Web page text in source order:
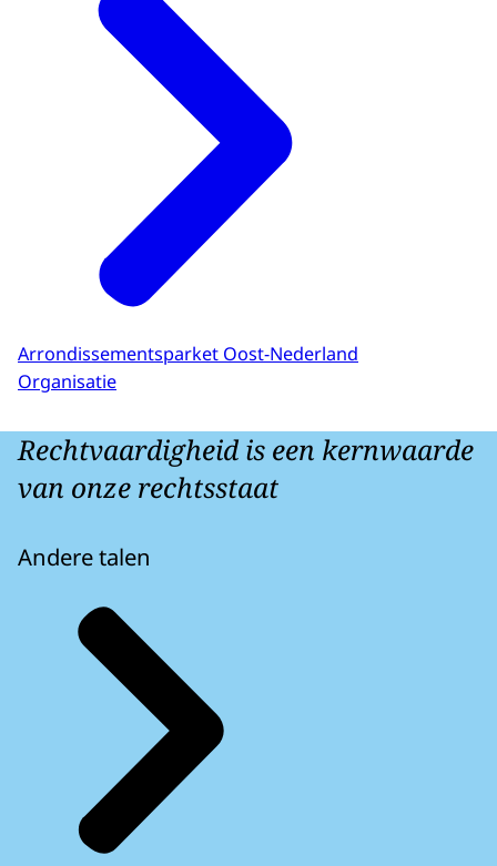
Arrondissementsparket Oost-Nederland
Organisatie
Rechtvaardigheid is een kernwaarde
van onze rechtsstaat
Andere talen